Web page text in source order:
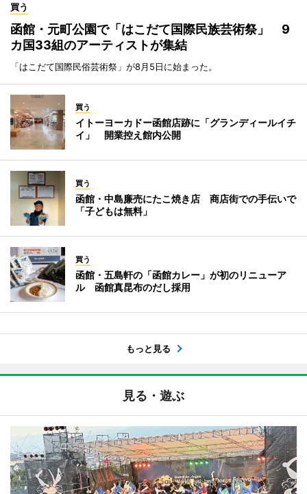
買う
函館・元町公園で「はこだて国際民族芸術祭」 9
カ国33組のアーティストが集結
「はこだて国際民俗芸術祭」が8月5日に始まった。
買う
イトーヨーカドー函館店跡に「グランディールイチ
イ」 開業控え館内公開
買う
函館・中島廉売にたこ焼き店 商店街での手伝いで
「子どもは無料」
買う
函館・五島軒の「函館カレー」が初のリニューア
ル 函館真昆布のだし採用
もっと見る
見る・遊ぶ